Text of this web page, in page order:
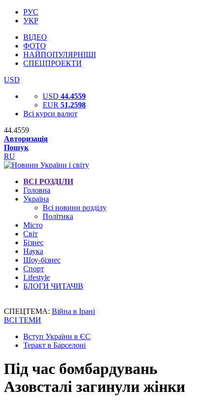
РУС
УКР
ВІДЕО
ФОТО
НАЙПОПУЛЯРНІШІ
СПЕЦПРОЕКТИ
USD
USD 44.4559
EUR 51.2598
Всі курси валют
44.4559
Авторизація
Пошук
RU
ВСІ РОЗДІЛИ
Головна
Україна
Всі новини розділу
Політика
Місто
Світ
Бізнес
Наука
Шоу-бізнес
Спорт
Lifestyle
БЛОГИ ЧИТАЧІВ
СПЕЦТЕМА: Війна в Ірані
ВСІ ТЕМИ
Вступ України в ЄС
Теракт в Барселоні
Під час бомбардувань
Азовсталі загинули жінки